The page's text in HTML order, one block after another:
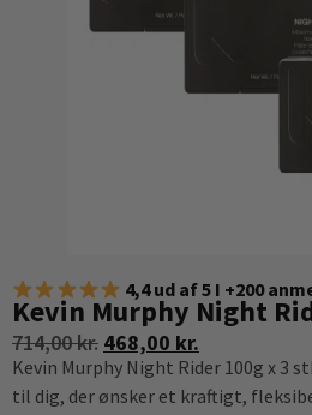
4,4 ud af 5 I +200
Kevin Murphy Night
714,00kr. 468,00 kr.
Kevin Murphy Night Rider 100g x 3
til dig, der ønsker et kraftigt,